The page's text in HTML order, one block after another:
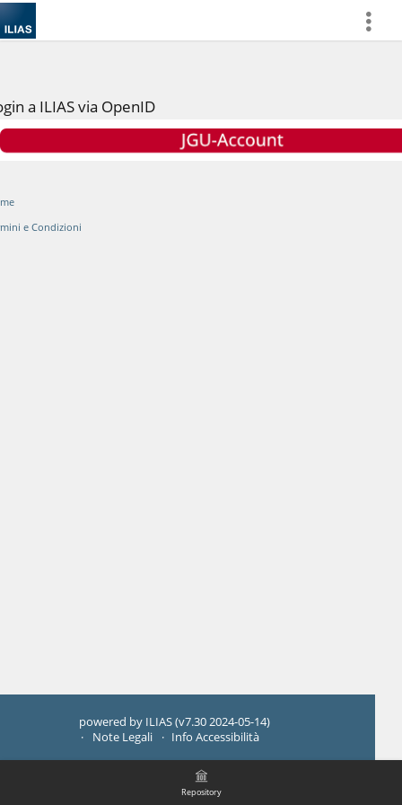
more
Repository
a ILIAS via OpenID
e Condizioni
powered by ILIAS (v7.30 2024-05-14)
Note Legali
Info Accessibilità